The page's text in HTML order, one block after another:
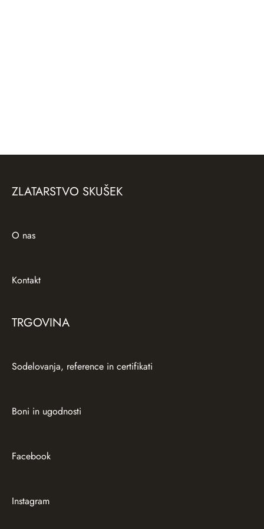
ZLATARSTVO SKUŠEK
O nas
Kontakt
TRGOVINA
Sodelovanja, reference in certifikati
Boni in ugodnosti
Facebook
Instagram